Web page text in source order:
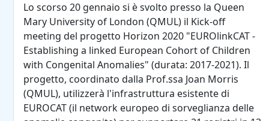
Lo scorso 20 gennaio si è svolto presso la Queen
Mary University of London (QMUL) il Kick-off
meeting del progetto Horizon 2020 "EUROlinkCAT -
Establishing a linked European Cohort of Children
with Congenital Anomalies" (durata: 2017-2021). Il
progetto, coordinato dalla Prof.ssa Joan Morris
(QMUL), utilizzerà l'infrastruttura esistente di
EUROCAT (il network europeo di sorveglianza delle